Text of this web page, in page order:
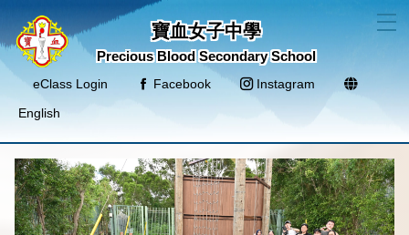
寶血女子中學
Precious Blood Secondary School
eClass Login Facebook
Instagram
English